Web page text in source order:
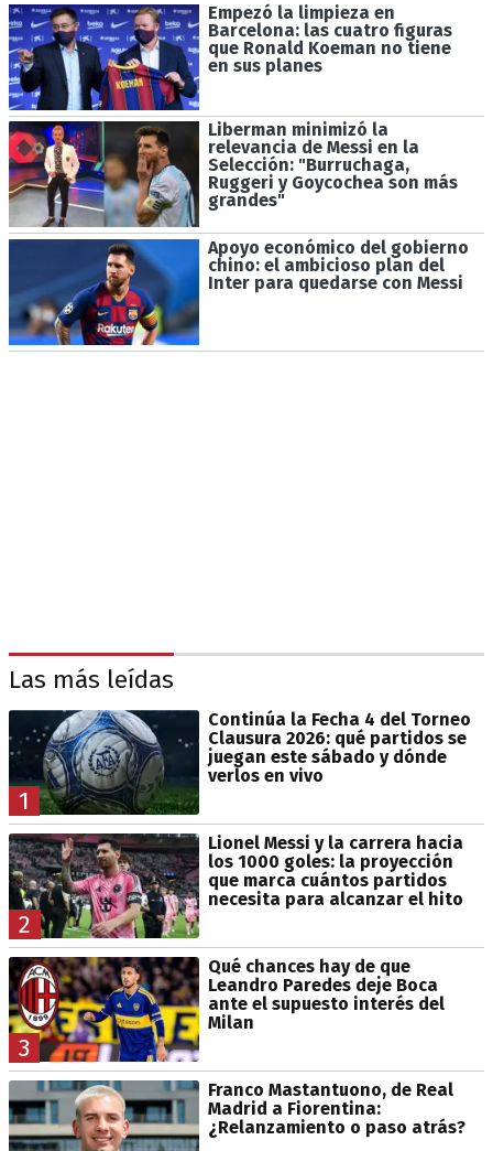
Empezó la limpieza en
Barcelona: las cuatro figuras
que Ronald Koeman no tiene
en sus planes
Liberman minimizó la
relevancia de Messi en la
Selección: "Burruchaga,
Ruggeri y Goycochea son más
grandes"
Apoyo económico del gobierno
chino: el ambicioso plan del
Inter para quedarse con Messi
Las más leídas
1
Continúa la Fecha 4 del Torneo
Clausura 2026: qué partidos se
juegan este sábado y dónde
verlos en vivo
2
Lionel Messi y la carrera hacia
los 1000 goles: la proyección
que marca cuántos partidos
necesita para alcanzar el hito
3
Qué chances hay de que
Leandro Paredes deje Boca
ante el supuesto interés del
Milan
Franco Mastantuono, de Real
Madrid a Fiorentina:
¿Relanzamiento o paso atrás?